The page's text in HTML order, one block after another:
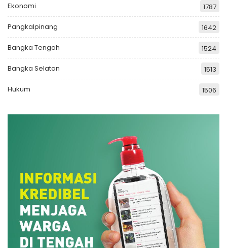
Ekonomi 1787
Pangkalpinang 1642
Bangka Tengah 1524
Bangka Selatan 1513
Hukum 1506